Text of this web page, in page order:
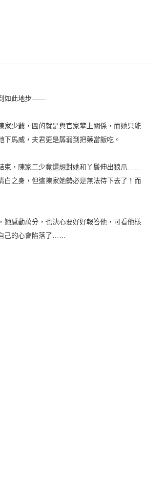
到如此地步——
家少爺，圖的就是與官家攀上關係，而她只能
馬威，夫君更是孱弱到把藥當飯吃。
束，陳家二少竟還想對她和丫鬟伸出狼爪……
白之身，但這陳家她勢必是無法待下去了！而
感動萬分，也決心要好好報答他，可看他樣
己的心會陷落了……